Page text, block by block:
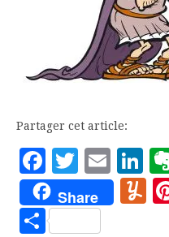
Partager cet article:
Facebook
Share
Partager